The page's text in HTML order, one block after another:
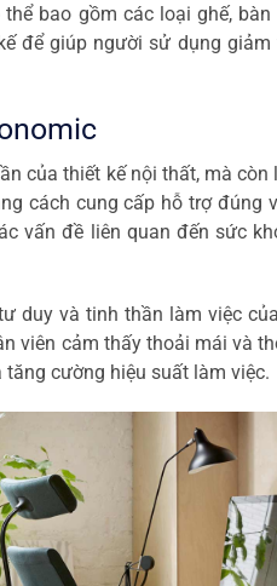
thể bao gồm các loại ghế,
để giúp người sử dụng
của thiết kế nội thất, mà
cách cung cấp hỗ trợ đúng
vấn đề liên quan đến sức
duy và tinh thần làm việc
viên cảm thấy thoải mái và
cường hiệu suất làm việc.